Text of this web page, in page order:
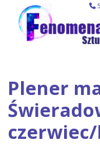
Plener